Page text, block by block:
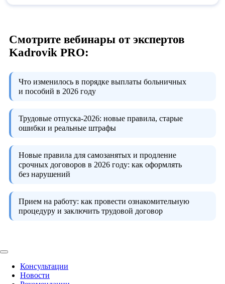
Смотрите вебинары от экспертов
Kadrovik PRO:
Что изменилось в порядке выплаты больничных
и пособий в 2026 году
Трудовые отпуска-2026: новые правила, старые
ошибки и реальные штрафы
Новые правила для самозанятых и продление
срочных договоров в 2026 году: как оформлять
без нарушений
Прием на работу: как провести ознакомительную
процедуру и заключить трудовой договор
Консультации
Новости